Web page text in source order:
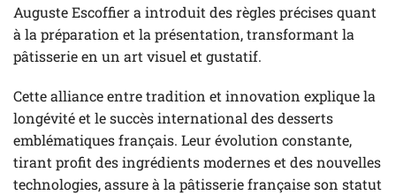
Auguste Escoffier a introduit des règles précises quant
à la préparation et la présentation, transformant la
pâtisserie en un art visuel et gustatif.
Cette alliance entre tradition et innovation explique la
longévité et le succès international des desserts
emblématiques français. Leur évolution constante,
tirant profit des ingrédients modernes et des nouvelles
technologies, assure à la pâtisserie française son statut